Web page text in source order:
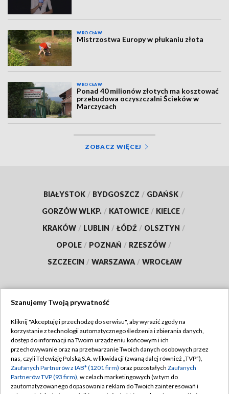
WROCŁAW
Mistrzostwa Europy w płukaniu złota
WROCŁAW
Ponad 40 milionów złotych ma kosztować
przebudowa oczyszczalni Ścieków w
Marczycach
ZOBACZ WIĘCEJ
BIAŁYSTOK / BYDGOSZCZ / GDAŃSK /
GORZÓW WLKP. / KATOWICE / KIELCE /
KRAKÓW / LUBLIN / ŁÓDŹ / OLSZTYN /
OPOLE / POZNAŃ / RZESZÓW /
SZCZECIN / WARSZAWA / WROCŁAW
TVP
Abonament TVP
Emisja w TVP
Centrum informacji TVP
Regulamin TVP
Polityka prywatności
Moje zgody
Szanujemy Twoją prywatność
Kliknij "Akceptuję i przechodzę do serwisu", aby wyrazić zgody na
korzystanie z technologii automatycznego śledzenia i zbierania danych,
dostęp do informacji na Twoim urządzeniu końcowym i ich
przechowywanie oraz na przetwarzanie Twoich danych osobowych przez
nas, czyli Telewizję Polską S.A. w likwidacji (zwaną dalej również „TVP”),
Zaufanych Partnerów z IAB* (1201 firm) oraz pozostałych Zaufanych
Partnerów TVP (93 firm), w celach marketingowych (w tym do
zautomatyzowanego dopasowania reklam do Twoich zainteresowań i